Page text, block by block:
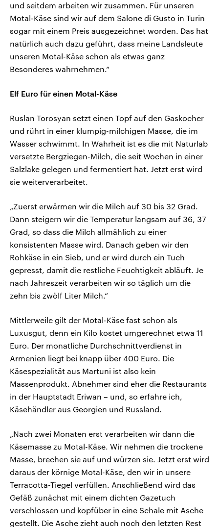
und seitdem arbeiten wir zusammen. Für unseren
Motal-Käse sind wir auf dem Salone di Gusto in Turin
sogar mit einem Preis ausgezeichnet worden. Das hat
natürlich auch dazu geführt, dass meine Landsleute
unseren Motal-Käse schon als etwas ganz
Besonderes wahrnehmen.“
Elf Euro für einen Motal-Käse
Ruslan Torosyan setzt einen Topf auf den Gaskocher
und rührt in einer klumpig-milchigen Masse, die im
Wasser schwimmt. In Wahrheit ist es die mit Naturlab
versetzte Bergziegen-Milch, die seit Wochen in einer
Salzlake gelegen und fermentiert hat. Jetzt erst wird
sie weiterverarbeitet.
„Zuerst erwärmen wir die Milch auf 30 bis 32 Grad.
Dann steigern wir die Temperatur langsam auf 36, 37
Grad, so dass die Milch allmählich zu einer
konsistenten Masse wird. Danach geben wir den
Rohkäse in ein Sieb, und er wird durch ein Tuch
gepresst, damit die restliche Feuchtigkeit abläuft. Je
nach Jahreszeit verarbeiten wir so täglich um die
zehn bis zwölf Liter Milch.“
Mittlerweile gilt der Motal-Käse fast schon als
Luxusgut, denn ein Kilo kostet umgerechnet etwa 11
Euro. Der monatliche Durchschnittverdienst in
Armenien liegt bei knapp über 400 Euro. Die
Käsespezialität aus Martuni ist also kein
Massenprodukt. Abnehmer sind eher die Restaurants
in der Hauptstadt Eriwan – und, so erfahre ich,
Käsehändler aus Georgien und Russland.
„Nach zwei Monaten erst verarbeiten wir dann die
Käsemasse zu Motal-Käse. Wir nehmen die trockene
Masse, brechen sie auf und würzen sie. Jetzt erst wird
daraus der körnige Motal-Käse, den wir in unsere
Terracotta-Tiegel verfüllen. Anschließend wird das
Gefäß zunächst mit einem dichten Gazetuch
verschlossen und kopfüber in eine Schale mit Asche
gestellt. Die Asche zieht auch noch den letzten Rest